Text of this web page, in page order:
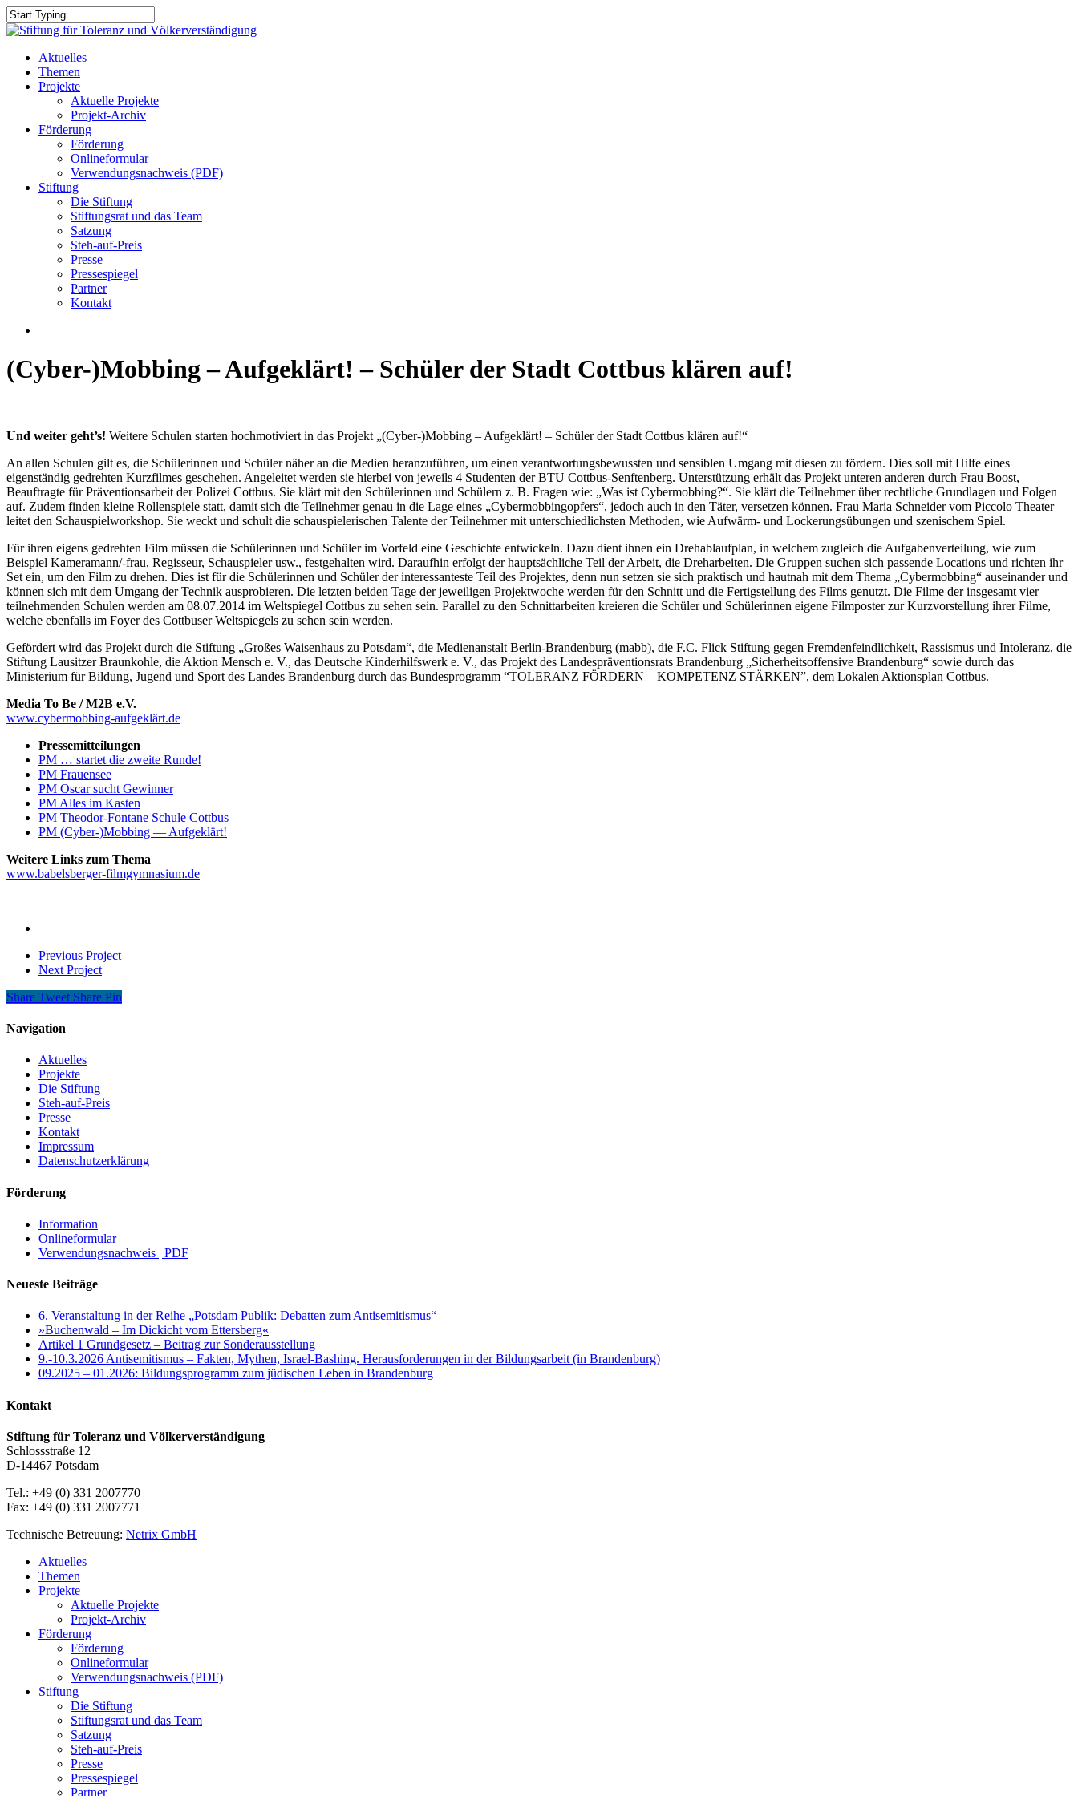
Skip
to
content
Close
search
Menu
Aktuelles
Themen
Projekte
Aktuelle Projekte
Projekt-Archiv
Förderung
Förderung
Onlineformular
Verwendungsnachweis (PDF)
Stiftung
Die Stiftung
Stiftungsrat und das Team
Satzung
Steh-auf-Preis
Presse
Pressespiegel
Partner
Kontakt
(Cyber-)Mobbing – Aufgeklärt! – Schüler der Stadt Cottbus klären auf!
Und weiter geht’s! Weitere Schulen starten hochmotiviert in das Projekt „(Cyber-)Mobbing – Aufgeklärt! – Schüler der Stadt Cottbus klären auf!“
An allen Schulen gilt es, die Schülerinnen und Schüler näher an die Medien heranzuführen, um einen verantwortungsbewussten und sensiblen Umgang mit diesen zu fördern. Dies soll mit Hilfe eines
eigenständig gedrehten Kurzfilmes geschehen. Angeleitet werden sie hierbei von jeweils 4 Studenten der BTU Cottbus-Senftenberg. Unterstützung erhält das Projekt unteren anderen durch Frau Boost,
Beauftragte für Präventionsarbeit der Polizei Cottbus. Sie klärt mit den Schülerinnen und Schülern z. B. Fragen wie: „Was ist Cybermobbing?“. Sie klärt die Teilnehmer über rechtliche Grundlagen und Folgen
auf. Zudem finden kleine Rollenspiele statt, damit sich die Teilnehmer genau in die Lage eines „Cybermobbingopfers“, jedoch auch in den Täter, versetzen können. Frau Maria Schneider vom Piccolo Theater
leitet den Schauspielworkshop. Sie weckt und schult die schauspielerischen Talente der Teilnehmer mit unterschiedlichsten Methoden, wie Aufwärm- und Lockerungsübungen und szenischem Spiel.
Für ihren eigens gedrehten Film müssen die Schülerinnen und Schüler im Vorfeld eine Geschichte entwickeln. Dazu dient ihnen ein Drehablaufplan, in welchem zugleich die Aufgabenverteilung, wie zum
Beispiel Kameramann/-frau, Regisseur, Schauspieler usw., festgehalten wird. Daraufhin erfolgt der hauptsächliche Teil der Arbeit, die Dreharbeiten. Die Gruppen suchen sich passende Locations und richten ihr
Set ein, um den Film zu drehen. Dies ist für die Schülerinnen und Schüler der interessanteste Teil des Projektes, denn nun setzen sie sich praktisch und hautnah mit dem Thema „Cybermobbing“ auseinander und
können sich mit dem Umgang der Technik ausprobieren. Die letzten beiden Tage der jeweiligen Projektwoche werden für den Schnitt und die Fertigstellung des Films genutzt. Die Filme der insgesamt vier
teilnehmenden Schulen werden am 08.07.2014 im Weltspiegel Cottbus zu sehen sein. Parallel zu den Schnittarbeiten kreieren die Schüler und Schülerinnen eigene Filmposter zur Kurzvorstellung ihrer Filme,
welche ebenfalls im Foyer des Cottbuser Weltspiegels zu sehen sein werden.
Gefördert wird das Projekt durch die Stiftung „Großes Waisenhaus zu Potsdam“, die Medienanstalt Berlin-Brandenburg (mabb), die F.C. Flick Stiftung gegen Fremdenfeindlichkeit, Rassismus und Intoleranz, die
Stiftung Lausitzer Braunkohle, die Aktion Mensch e. V., das Deutsche Kinderhilfswerk e. V., das Projekt des Landespräventionsrats Brandenburg „Sicherheitsoffensive Brandenburg“ sowie durch das
Ministerium für Bildung, Jugend und Sport des Landes Brandenburg durch das Bundesprogramm “TOLERANZ FÖRDERN – KOMPETENZ STÄRKEN”, dem Lokalen Aktionsplan Cottbus.
Media To Be / M2B e.V.
www.cybermobbing-aufgeklärt.de
Pressemitteilungen
PM … startet die zweite Runde!
PM Frauensee
PM Oscar sucht Gewinner
PM Alles im Kasten
PM Theodor-Fontane Schule Cottbus
PM (Cyber-)Mobbing — Aufgeklärt!
Weitere Links zum Thema
www.babelsberger-filmgymnasium.de
Previous Project
Next Project
Share Tweet Share Pin
Navigation
Aktuelles
Projekte
Die Stiftung
Steh-auf-Preis
Presse
Kontakt
Impressum
Datenschutzerklärung
Förderung
Information
Onlineformular
Verwendungsnachweis | PDF
Neueste Beiträge
6. Veranstaltung in der Reihe „Potsdam Publik: Debatten zum Antisemitismus“
»Buchenwald – Im Dickicht vom Ettersberg«
Artikel 1 Grundgesetz – Beitrag zur Sonderausstellung
9.-10.3.2026 Antisemitismus – Fakten, Mythen, Israel-Bashing. Herausforderungen in der Bildungsarbeit (in Brandenburg)
09.2025 – 01.2026: Bildungsprogramm zum jüdischen Leben in Brandenburg
Kontakt
Stiftung für Toleranz und Völkerverständigung
Schlossstraße 12
D-14467 Potsdam
Tel.: +49 (0) 331 2007770
Fax: +49 (0) 331 2007771
Technische Betreuung: Netrix GmbH
Close
Menu
Aktuelles
Themen
Projekte
Aktuelle Projekte
Projekt-Archiv
Förderung
Förderung
Onlineformular
Verwendungsnachweis (PDF)
Stiftung
Die Stiftung
Stiftungsrat und das Team
Satzung
Steh-auf-Preis
Presse
Pressespiegel
Partner